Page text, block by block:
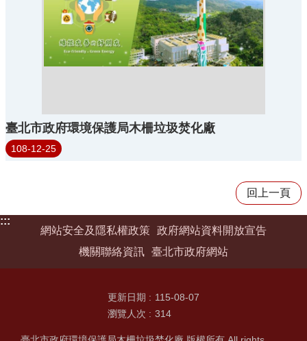
臺北市政府環境保護局木柵垃圾焚化廠
108-12-25
回上一頁
:::
網站安全及隱私權政策 政府網站資料開放宣告
機關聯絡資訊 臺北市政府網站
更新日期
115-08-07
瀏覽人次
314